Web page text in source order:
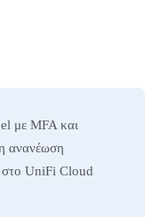
με MFA και
ανανέωση
στο UniFi Cloud